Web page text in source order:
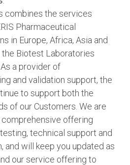
combines the services
Pharmaceutical
in Europe, Africa, Asia and
the Biotest Laboratories
a provider of
and validation support, the
to support both the
of our Customers. We are
offering
technical support and
and will keep you updated as
our service offering to